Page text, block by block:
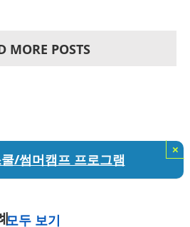
MORE POSTS
/썸머캠프 프로그램
×